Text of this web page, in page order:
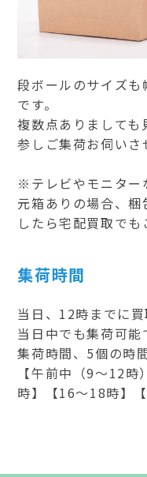
段ボールのサイズ
です。
複数点ありまして
参しご集荷お伺いさ
※テレビやモニター
元箱ありの場合、梱
したら宅配買取でも
集荷時間
当日、12時までに
当日中でも集荷可能
集荷時間、5個の時
【午前中（9～12
時】【16～18時】